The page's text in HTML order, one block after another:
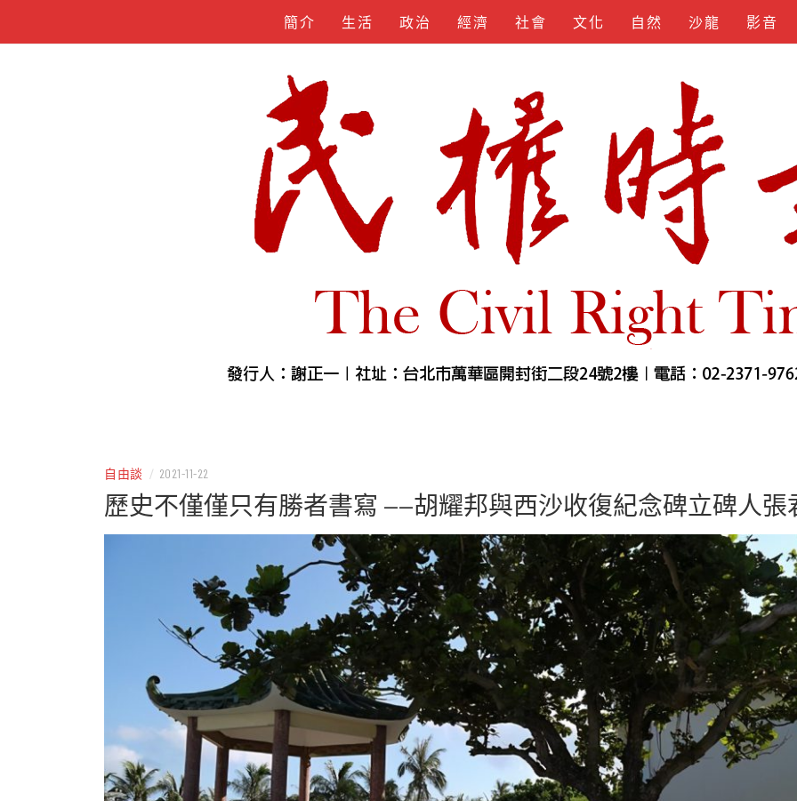
簡介 生活 政治 經濟 社會 文化 自然 沙龍 影音
自由談 / 2021-11-22
歷史不僅僅只有勝者書寫 ——胡耀邦與西沙收復紀念碑立碑人張